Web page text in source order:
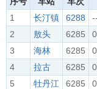
1
长汀镇 6288
2
敖头 6285
3
海林 6285
4
拉古 6285
5
牡丹江 6285